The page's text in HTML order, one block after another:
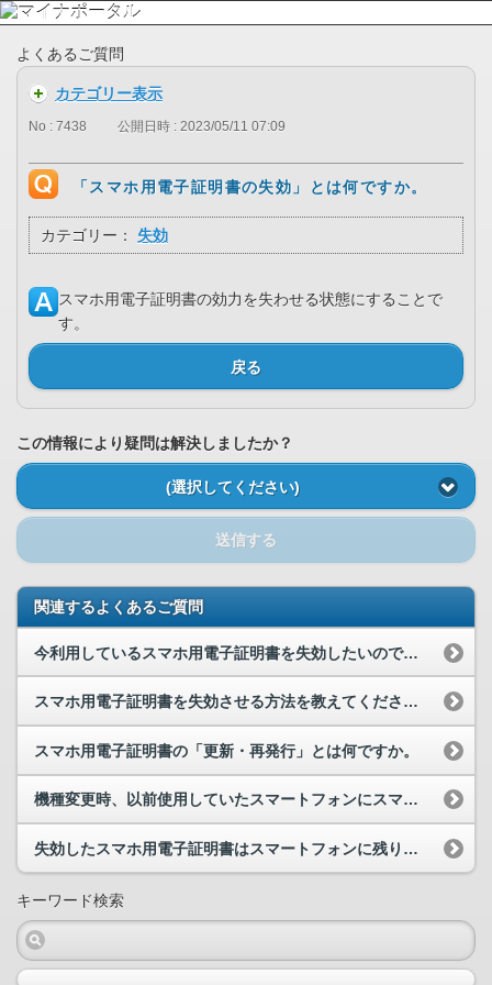
よくあるご質問
カテゴリー表示
No : 7438 公開日時 : 2023/05/11 07:09
「スマホ用電子証明書の失効」とは何ですか。
カテゴリー： 失効
スマホ用電子証明書の効力を失わせる状態にすることで
す。
戻る
この情報により疑問は解決しましたか？
(選択してください)
送信する
関連するよくあるご質問
今利用しているスマホ用電子証明書を失効したいのですが、失効ボタンの場所が分かりません。
スマホ用電子証明書を失効させる方法を教えてください。
スマホ用電子証明書の「更新・再発行」とは何ですか。
機種変更時、以前使用していたスマートフォンにスマホ用電子証明書を残し続けたまま、新しいスマート...
失効したスマホ用電子証明書はスマートフォンに残り続けますか。
キーワード検索